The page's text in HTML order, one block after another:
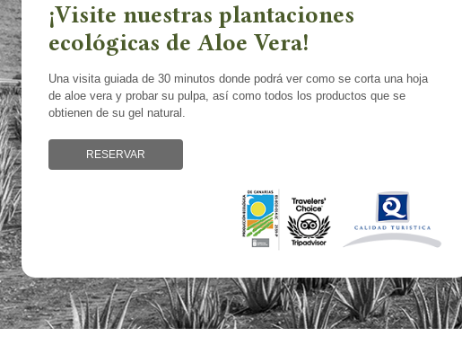
¡Visite nuestras plantaciones
ecológicas de Aloe Vera!
Una visita guiada de 30 minutos donde podrá ver como se corta una hoja
de aloe vera y probar su pulpa, así como todos los productos que se
obtienen de su gel natural.
RESERVAR